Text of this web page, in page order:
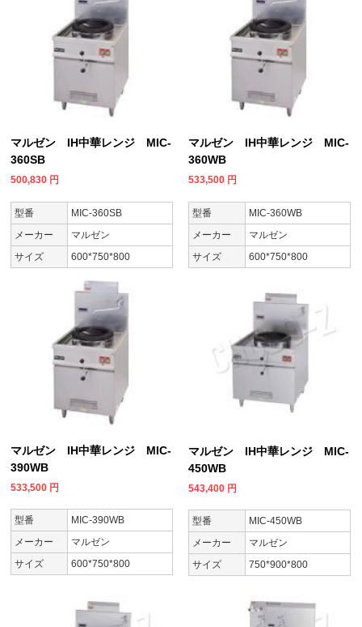
マルゼン IH中華レンジ MIC-
360SB
500,830 円
型番
MIC-360SB
メーカー
マルゼン
サイズ
600*750*800
マルゼン IH中華レンジ MIC-
360WB
533,500 円
型番
MIC-360WB
メーカー
マルゼン
サイズ
600*750*800
マルゼン IH中華レンジ MIC-
390WB
533,500 円
型番
MIC-390WB
メーカー
マルゼン
サイズ
600*750*800
マルゼン IH中華レンジ MIC-
450WB
543,400 円
型番
MIC-450WB
メーカー
マルゼン
サイズ
750*900*800